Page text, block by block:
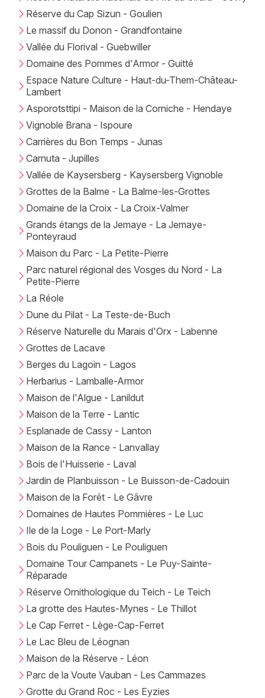
Réserve du Cap Sizun - Goulien
Le massif du Donon - Grandfontaine
Vallée du Florival - Guebwiller
Domaine des Pommes d'Armor - Guitté
Espace Nature Culture - Haut-du-Them-Château-
Lambert
Asporotsttipi - Maison de la Corniche - Hendaye
Vignoble Brana - Ispoure
Carrières du Bon Temps - Junas
Carnuta - Jupilles
Vallée de Kaysersberg - Kaysersberg Vignoble
Grottes de la Balme - La Balme-les-Grottes
Domaine de la Croix - La Croix-Valmer
Grands étangs de la Jemaye - La Jemaye-
Ponteyraud
Maison du Parc - La Petite-Pierre
Parc naturel régional des Vosges du Nord - La
Petite-Pierre
La Réole
Dune du Pilat - La Teste-de-Buch
Réserve Naturelle du Marais d'Orx - Labenne
Grottes de Lacave
Berges du Lagoin - Lagos
Herbarius - Lamballe-Armor
Maison de l'Algue - Lanildut
Maison de la Terre - Lantic
Esplanade de Cassy - Lanton
Maison de la Rance - Lanvallay
Bois de l'Huisserie - Laval
Jardin de Planbuisson - Le Buisson-de-Cadouin
Maison de la Forêt - Le Gâvre
Domaines de Hautes Pommières - Le Luc
Ile de la Loge - Le Port-Marly
Bois du Pouliguen - Le Pouliguen
Domaine Tour Campanets - Le Puy-Sainte-
Réparade
Réserve Ornithologique du Teich - Le Teich
La grotte des Hautes-Mynes - Le Thillot
Le Cap Ferret - Lège-Cap-Ferret
Le Lac Bleu de Léognan
Maison de la Réserve - Léon
Parc de la Voute Vauban - Les Cammazes
Grotte du Grand Roc - Les Eyzies